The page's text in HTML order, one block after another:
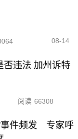
08-14
否违法 加州诉特
阅读 66308
事件频发 专家呼